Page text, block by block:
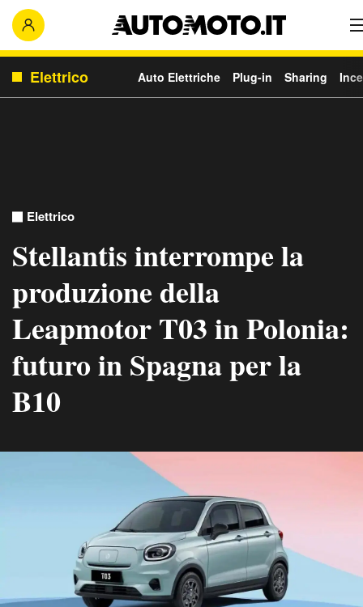
Elettrico Auto Elettriche Plug-in Sharing
Elettrico
Stellantis interrompe la
produzione della
Leapmotor T03 in Polonia:
futuro in Spagna per la
B10